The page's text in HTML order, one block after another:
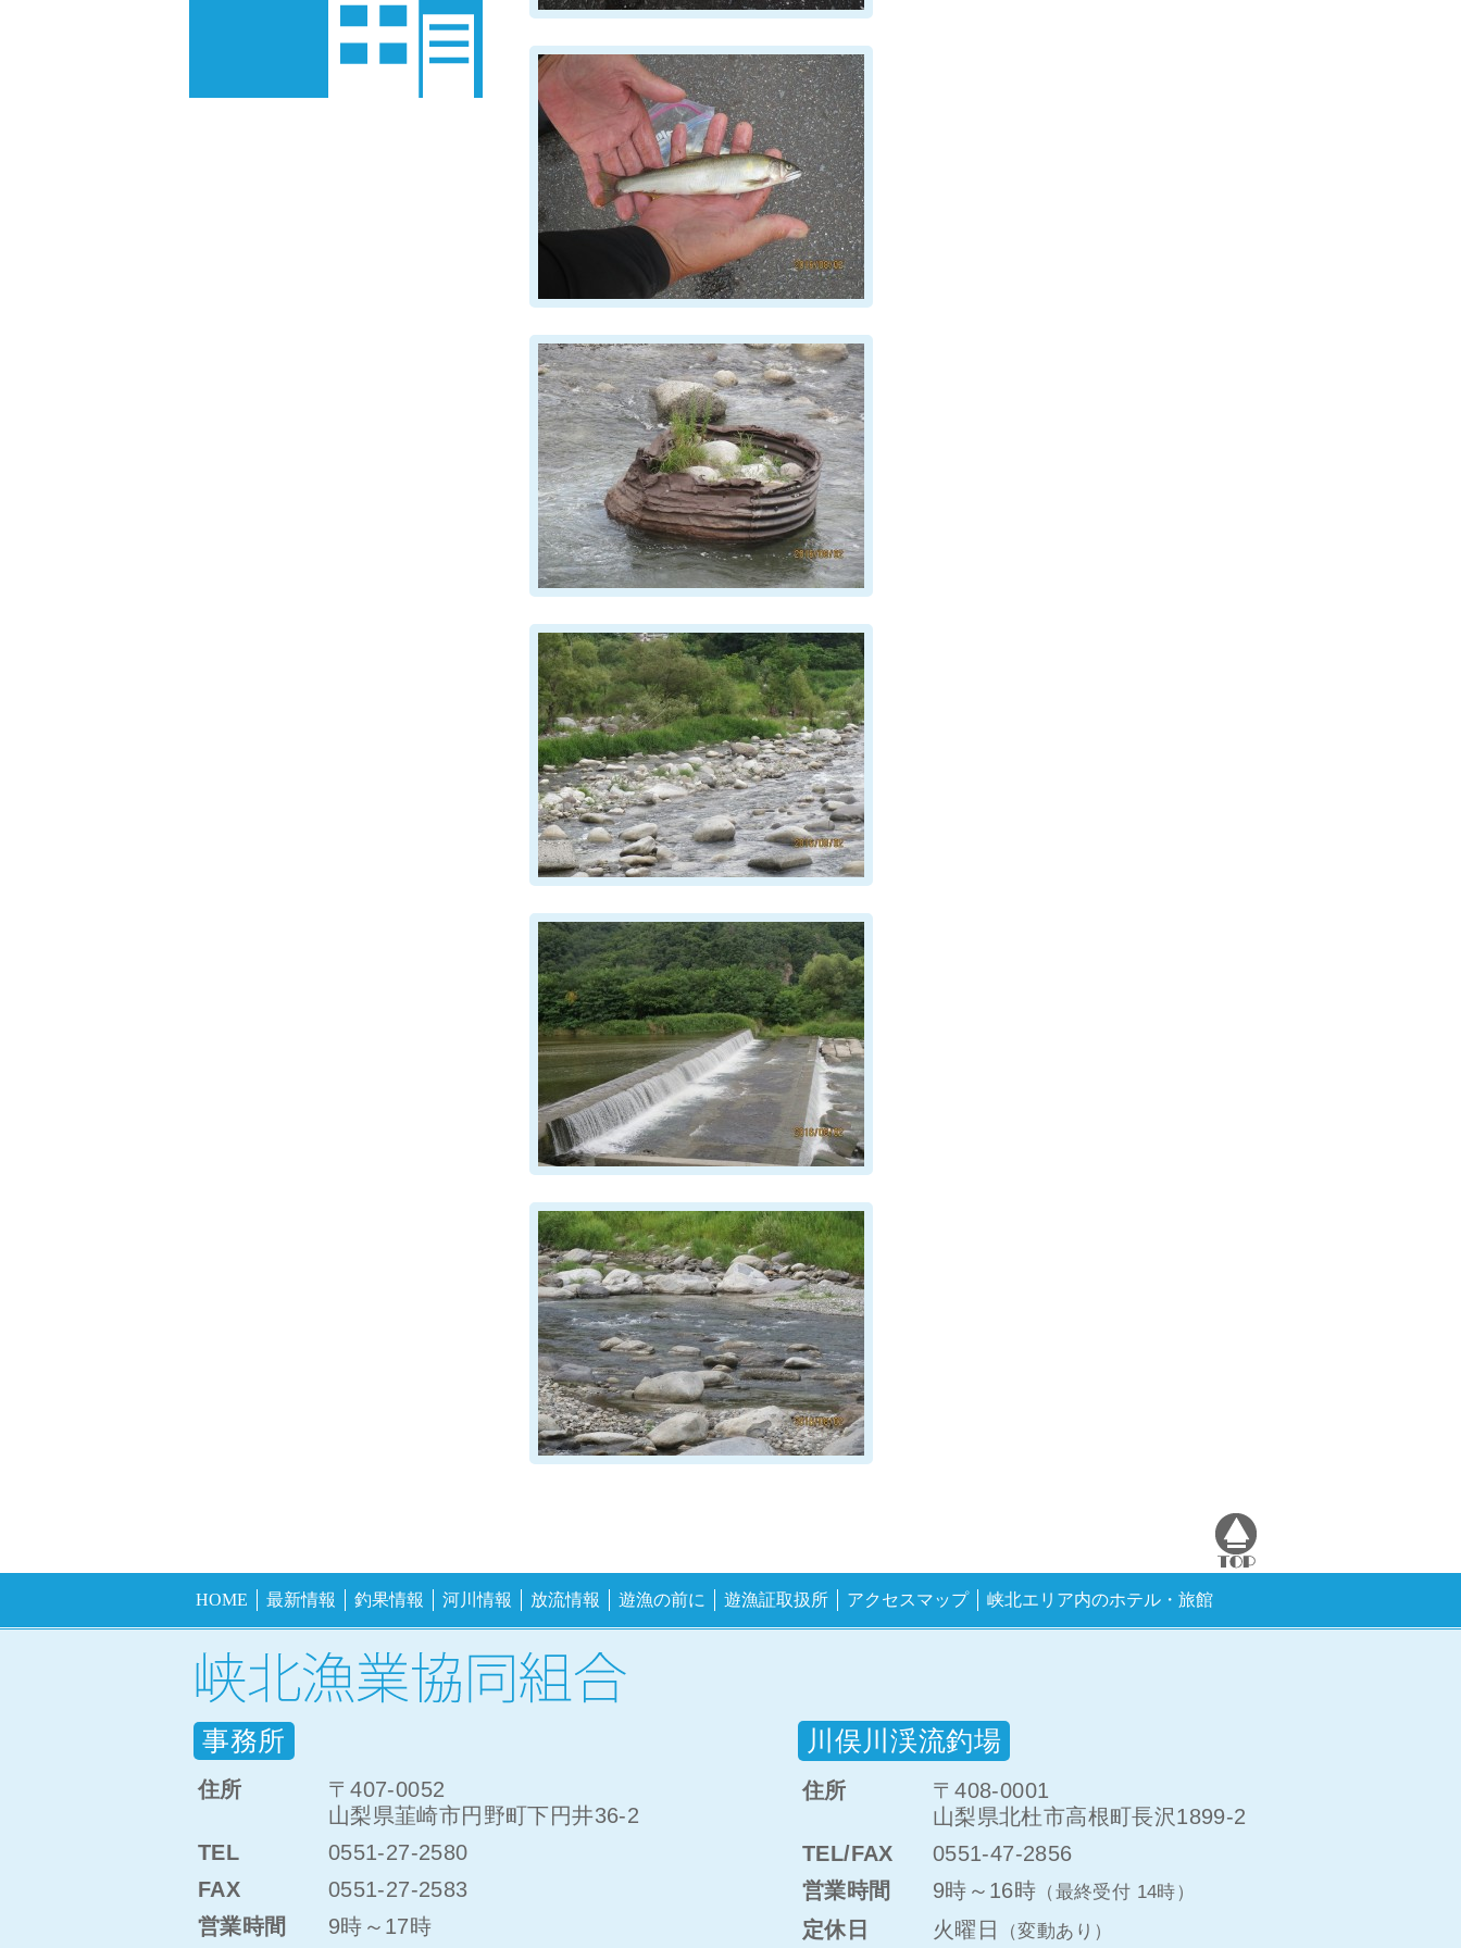
HOME 最新情報 釣果情報 河川情報 放流情報 遊漁の前に 遊漁証取扱所 アクセスマップ 峡北エリア内のホテル・旅館
事務所
住所
〒407-0052
山梨県韮崎市円野町下円井36-2
TEL
0551-27-2580
FAX
0551-27-2583
営業時間
9時～17時
川俣川渓流釣場
住所
〒408-0001
山梨県北杜市高根町長沢1899-2
TEL/FAX
0551-47-2856
営業時間
9時～16時 （最終受付 14時）
定休日 火曜日 （変動あり）